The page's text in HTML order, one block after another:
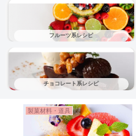
フルーツ系レシピ
チョコレート系レシピ
製菓材料・道具